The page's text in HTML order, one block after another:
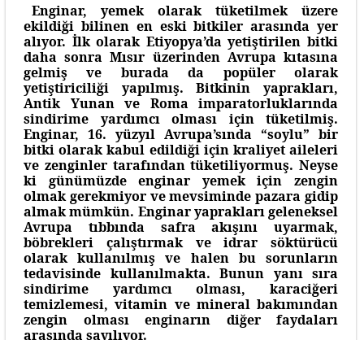
Enginar, yemek olarak tüketilmek üzere
ekildiği bilinen en eski bitkiler arasında yer
alıyor. İlk olarak Etiyopya’da yetiştirilen bitki
daha sonra Mısır üzerinden Avrupa kıtasına
gelmiş ve burada da popüler olarak
yetiştiriciliği yapılmış. Bitkinin yaprakları,
Antik Yunan ve Roma imparatorluklarında
sindirime yardımcı olması için tüketilmiş.
Enginar, 16. yüzyıl Avrupa’sında “soylu” bir
bitki olarak kabul edildiği için kraliyet aileleri
ve zenginler tarafından tüketiliyormuş. Neyse
ki günümüzde enginar yemek için zengin
olmak gerekmiyor ve mevsiminde pazara gidip
almak mümkün. Enginar yaprakları geleneksel
Avrupa tıbbında safra akışını uyarmak,
böbrekleri çalıştırmak ve idrar söktürücü
olarak kullanılmış ve halen bu sorunların
tedavisinde kullanılmakta. Bunun yanı sıra
sindirime yardımcı olması, karaciğeri
temizlemesi, vitamin ve mineral bakımından
zengin olması enginarın diğer faydaları
arasında sayılıyor.